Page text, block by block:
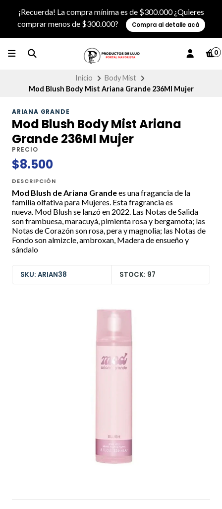
¡Recuerda! La compra mínima es de $300.000 ¿Quieres
comprar menos de $300.000?
Compra al detalle acá
0
Inicio
Body Mist
Mod Blush Body Mist Ariana Grande 236Ml Mujer
ARIANA GRANDE
Mod Blush Body Mist Ariana
Grande 236Ml Mujer
PRECIO
$8.500
DESCRIPCIÓN
Mod Blush de Ariana Grandees una fragancia de la
familia olfativa para Mujeres. Esta fragrancia es
nueva. Mod Blush se lanzó en 2022. Las Notas de Salida
son frambuesa, maracuyá, pimienta rosa y bergamota; las
Notas de Corazón son rosa, pera y magnolia; las Notas de
Fondo son almizcle, ambroxan, Madera de ensueño y
sándalo
SKU: ARIAN38 STOCK: 97